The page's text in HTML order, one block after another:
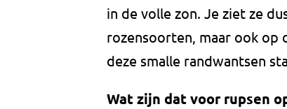
in de volle zon. Je ziet ze
rozensoorten, maar ook op
deze smalle randwantsen
Wat zijn dat voor rupsen